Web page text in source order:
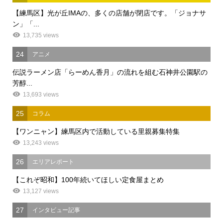
【練馬区】光が丘IMAの、多くの店舗が閉店です。「ジョナサ
ン」「...
13,735 views
24 アニメ
伝説ラーメン店「らーめん香月」の流れを組む石神井公園駅の
芳醇...
13,693 views
25 コラム
【ワンニャン】練馬区内で活動している里親募集特集
13,243 views
26 エリアレポート
【これぞ昭和】100年続いてほしい定食屋まとめ
13,127 views
27 インタビュー記事